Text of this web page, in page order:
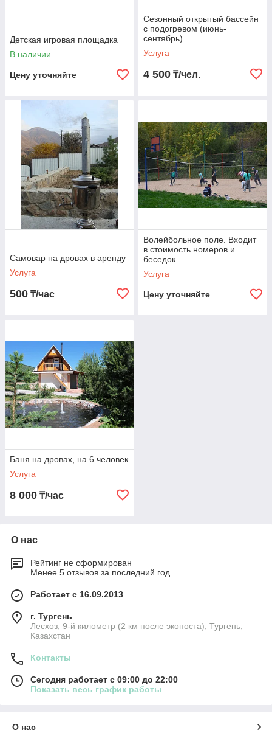
Детская игровая площадка
В наличии
Цену уточняйте
Сезонный открытый бассейн
с подогревом (июнь-
сентябрь)
Услуга
4 500 ₸/чел.
Самовар на дровах в аренду
Услуга
500 ₸/час
Волейбольное поле. Входит
в стоимость номеров и
беседок
Услуга
Цену уточняйте
Баня на дровах, на 6 человек
Услуга
8 000 ₸/час
О нас
Рейтинг не сформирован
Менее 5 отзывов за последний год
Работает с 16.09.2013
г. Тургень
Лесхоз, 9-й километр (2 км после экопоста), Тургень,
Казахстан
Контакты
Сегодня работает с 09:00 до 22:00
Показать весь график работы
О нас